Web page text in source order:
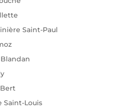
Saint-Paul
Saint-Louis